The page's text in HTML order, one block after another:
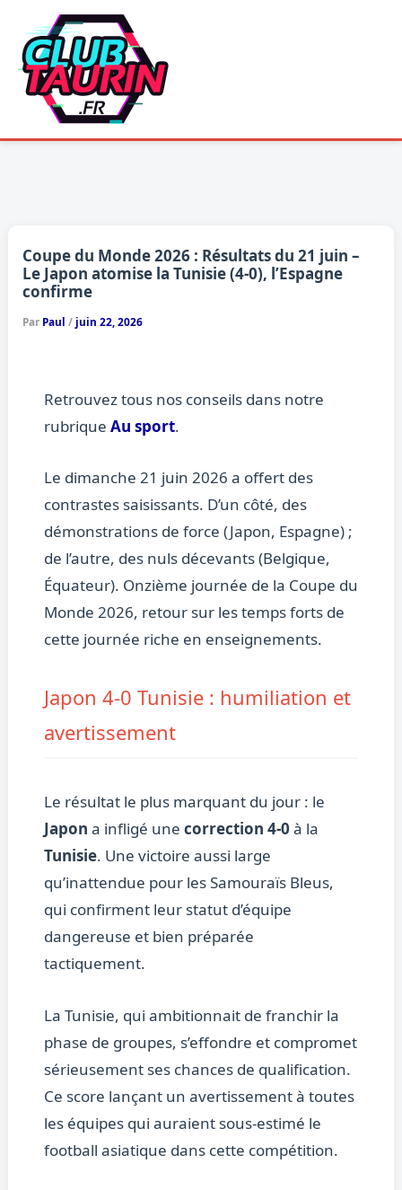
contenu
Coupe du Monde 2026 : Résultats du 21 juin –
Le Japon atomise la Tunisie (4-0), l’Espagne
confirme
Par Paul / juin 22, 2026
Retrouvez tous nos conseils dans notre
rubrique Au sport.
Le dimanche 21 juin 2026 a offert des
contrastes saisissants. D’un côté, des
démonstrations de force (Japon, Espagne) ;
de l’autre, des nuls décevants (Belgique,
Équateur). Onzième journée de la Coupe du
Monde 2026, retour sur les temps forts de
cette journée riche en enseignements.
Japon 4-0 Tunisie : humiliation et
avertissement
Le résultat le plus marquant du jour : le
Japon a infligé une correction 4-0 à la
Tunisie. Une victoire aussi large
qu’inattendue pour les Samouraïs Bleus,
qui confirment leur statut d’équipe
dangereuse et bien préparée
tactiquement.
La Tunisie, qui ambitionnait de franchir la
phase de groupes, s’effondre et compromet
sérieusement ses chances de qualification.
Ce score lançant un avertissement à toutes
les équipes qui auraient sous-estimé le
football asiatique dans cette compétition.